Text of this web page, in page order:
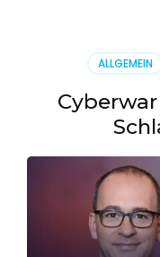
ALLGEMEIN